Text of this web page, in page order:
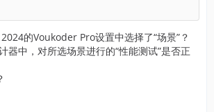
的Voukoder Pro设置中选择了“场景”？
器中，对所选场景进行的“性能测试”是否正